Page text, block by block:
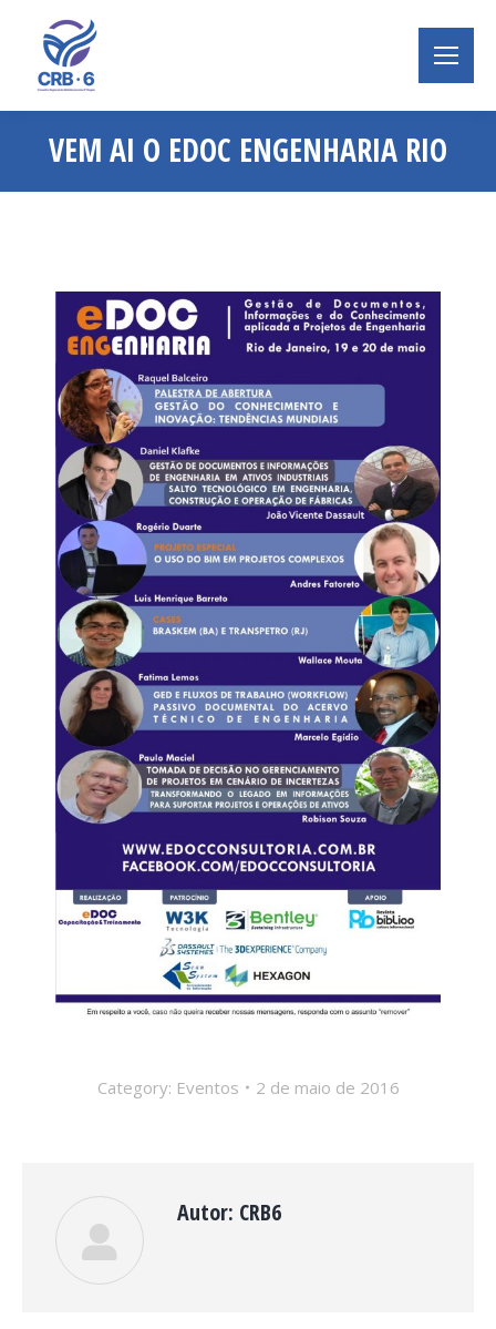
VEM AI O EDOC ENGENHARIA RIO
Você está aqui:
Category: Eventos 2 de maio de 2016
Autor: CRB6